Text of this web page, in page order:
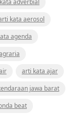
kata aerosol
agenda
arti kata ajar
jawa barat
beat